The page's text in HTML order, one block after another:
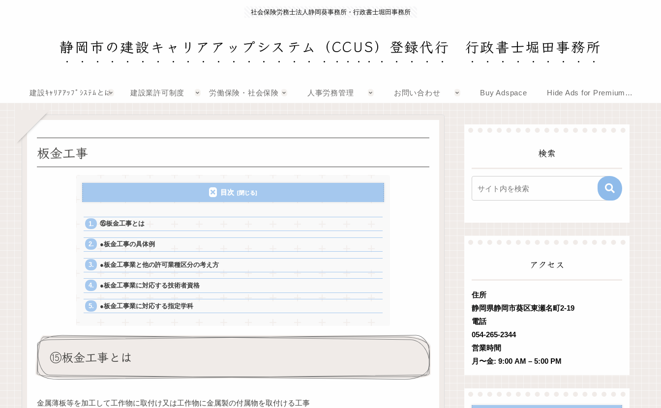
社会保険労務士法人静岡葵事務所・行政書士堀田事務所
静岡市の建設キャリアアップシステム（CCUS）登録代行 行政書士堀田事務所
建設ｷｬﾘｱｱｯﾌﾟｼｽﾃﾑとは 建設業許可制度 労働保険・社会保険 人事労務管理 お問い合わせ Buy Adspace Hide Ads for Premium Members
板金工事
目次
⑮板金工事とは
●板金工事の具体例
●板金工事業と他の許可業種区分の考え方
●板金工事業に対応する技術者資格
●板金工事業に対応する指定学科
⑮板金工事とは
金属薄板等を加工して工作物に取付け又は工作物に金属製の付属物を取付ける工事
検索
アクセス
住所
静岡県静岡市葵区東瀬名町2-19
電話
054-265-2344
営業時間
月〜金: 9:00 AM – 5:00 PM